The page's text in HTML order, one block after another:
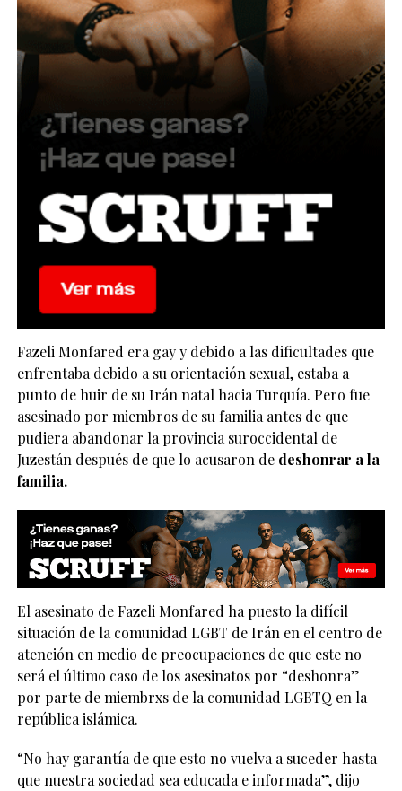
Fazeli Monfared era gay y debido a las dificultades que
enfrentaba debido a su orientación sexual, estaba a
punto de huir de su Irán natal hacia Turquía. Pero fue
asesinado por miembros de su familia antes de que
pudiera abandonar la provincia suroccidental de
Juzestán después de que lo acusaron de deshonrar a la
familia.
El asesinato de Fazeli Monfared ha puesto la difícil
situación de la comunidad LGBT de Irán en el centro de
atención en medio de preocupaciones de que este no
será el último caso de los asesinatos por “deshonra”
por parte de miembrxs de la comunidad LGBTQ en la
república islámica.
“No hay garantía de que esto no vuelva a suceder hasta
que nuestra sociedad sea educada e informada”, dijo